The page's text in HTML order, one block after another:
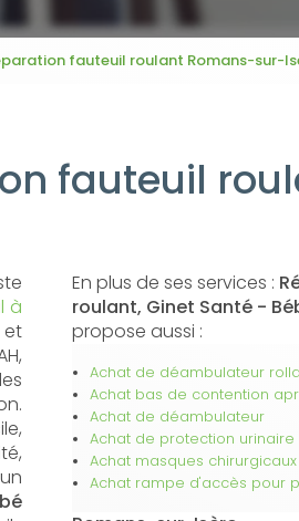
fauteuil roulant Romans-sur-
fauteuil
à
En plus de ses services :
roulant, Ginet Santé -
propose aussi :
Achat de déambulateur
Achat bas de contention
Achat de déambulateur
Achat de protection urinaire
Achat masques chirurgicaux
Achat rampe d'accès pour